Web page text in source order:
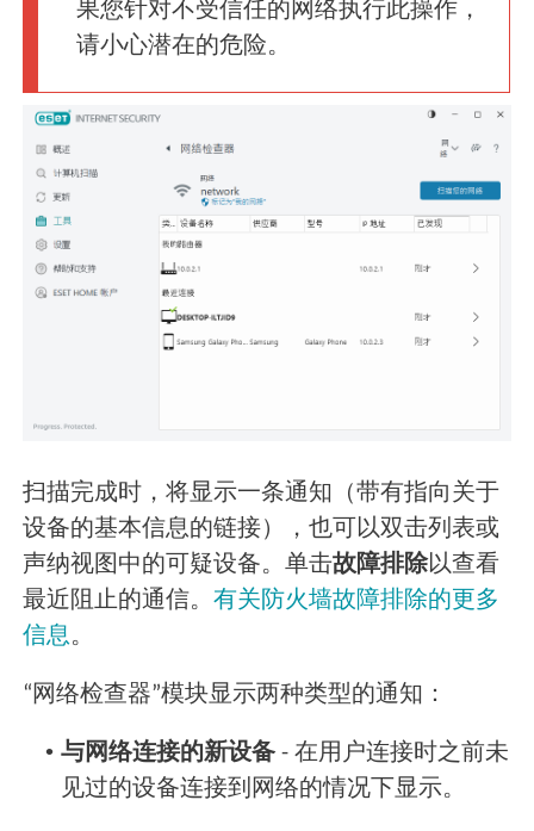
果您针对不受信任的网络执行此操作，
请小心潜在的危险。
扫描完成时，将显示一条通知（带有指向关于
设备的基本信息的链接），也可以双击列表或
声纳视图中的可疑设备。单击故障排除以查看
最近阻止的通信。有关防火墙故障排除的更多
信息。
“网络检查器”模块显示两种类型的通知：
• 与网络连接的新设备 - 在用户连接时之前未
见过的设备连接到网络的情况下显示。